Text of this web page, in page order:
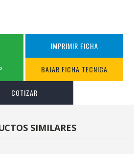
IMPRIMIR FICHA
BAJAR FICHA TECNICA
COTIZAR
SIMILARES